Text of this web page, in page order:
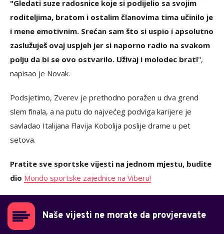
"Gledati suze radosnice koje si podijelio sa svojim
roditeljima, bratom i ostalim članovima tima učinilo je
i mene emotivnim. Srećan sam što si uspio i apsolutno
zaslužuješ ovaj uspjeh jer si naporno radio na svakom
polju da bi se ovo ostvarilo. Uživaј i molodec brat!",
napisao je Novak.
Podsjetimo, Zverev je prethodno poražen u dva grend
slem finala, a na putu do najvećeg podviga karijere je
savladao Italijana Flavija Kobolija poslije drame u pet
setova.
Pratite sve sportske vijesti na jednom mjestu, budite
dio Mondo sportske zajednice na Viberu!
Naše vijesti ne morate da provjeravate